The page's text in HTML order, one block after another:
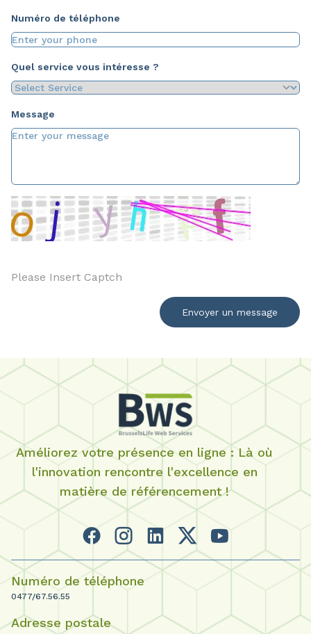
Numéro de téléphone
Quel service vous intéresse ?
Message
Envoyer un message
Améliorez votre présence en ligne : Là où
l'innovation rencontre l'excellence en
matière de référencement !
Numéro de téléphone
0477/67.56.55
Adresse postale